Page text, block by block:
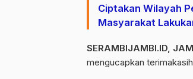
Ciptakan Wilayah
Masyarakat
SERAMBIJAMBI.ID,
mengucapkan